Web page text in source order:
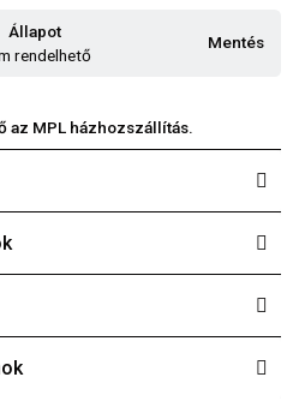
Állapot
rendelhető
Mentés
az MPL házhozszállítás.